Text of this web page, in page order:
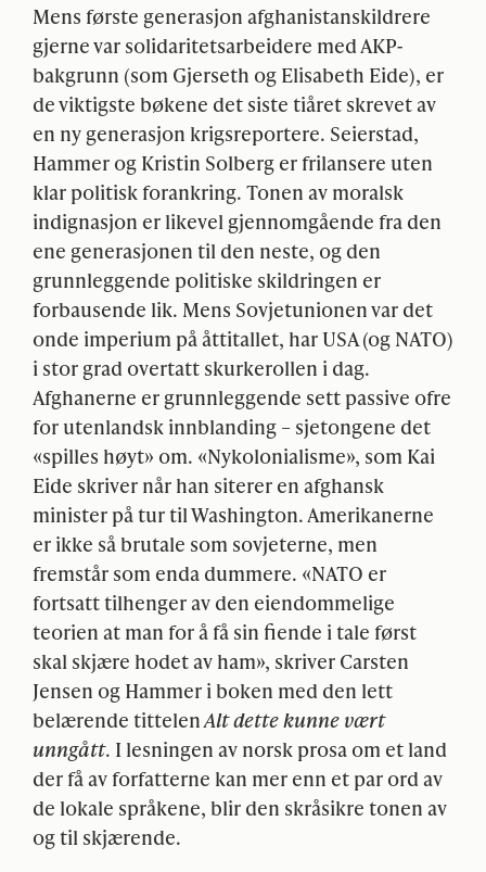
Mens første generasjon afghanistanskildrere
gjerne var solidaritetsarbeidere med AKP-
bakgrunn (som Gjerseth og Elisabeth Eide), er
de viktigste bøkene det siste tiåret skrevet av
en ny generasjon krigsreportere. Seierstad,
Hammer og Kristin Solberg er frilansere uten
klar politisk forankring. Tonen av moralsk
indignasjon er likevel gjennomgående fra den
ene generasjonen til den neste, og den
grunnleggende politiske skildringen er
forbausende lik. Mens Sovjetunionen var det
onde imperium på åttitallet, harUSA(og NATO)
i stor grad overtatt skurkerollen i dag.
Afghanerne er grunnleggende sett passive ofre
for utenlandsk innblanding – sjetongene det
«spilles høyt» om. «Nykolonialisme», som Kai
Eide skriver når han siterer en afghansk
minister på tur til Washington. Amerikanerne
er ikke så brutale som sovjeterne, men
fremstår som enda dummere. «NATO er
fortsatt tilhenger av den eiendommelige
teorien at man for å få sin fiende i tale først
skal skjære hodet av ham», skriver Carsten
Jensen og Hammer i boken med den lett
belærende tittelenAlt dette kunne vært
unngått. I lesningen av norsk prosa om et land
der få av forfatterne kan mer enn et par ord av
de lokale språkene, blir den skråsikre tonen av
og til skjærende.